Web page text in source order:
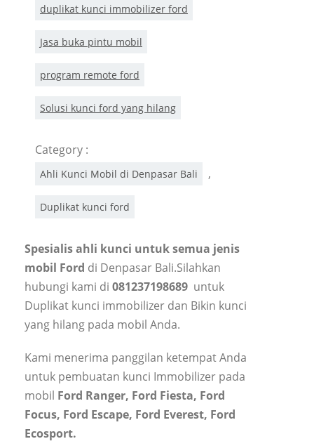
duplikat kunci immobilizer ford
Jasa buka pintu mobil
program remote ford
Solusi kunci ford yang hilang
Category :
Ahli Kunci Mobil di Denpasar Bali ,
Duplikat kunci ford
Spesialis ahli kunci untuk semua jenis
mobil Ford di Denpasar Bali.Silahkan
hubungi kami di 081237198689 untuk
Duplikat kunci immobilizer dan Bikin kunci
yang hilang pada mobil Anda.
Kami menerima panggilan ketempat Anda
untuk pembuatan kunci Immobilizer pada
mobil Ford Ranger, Ford Fiesta, Ford
Focus, Ford Escape, Ford Everest, Ford
Ecosport.